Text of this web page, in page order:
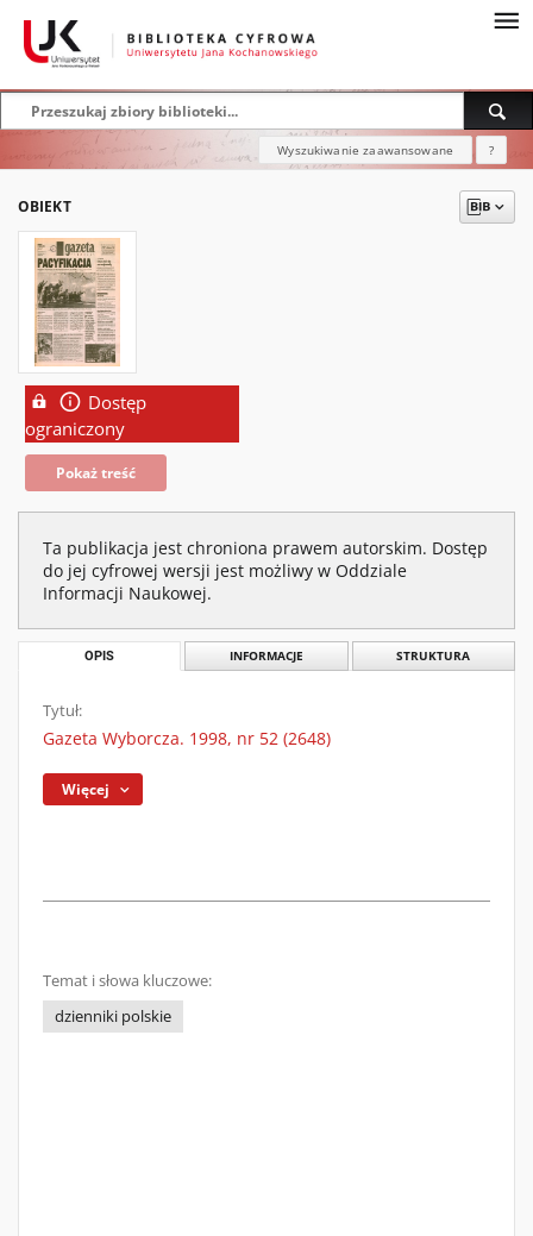
Wyszukiwanie zaawansowane ?
OBIEKT
Dostęp
ograniczony
Pokaż treść
Ta publikacja jest chroniona prawem autorskim. Dostęp
do jej cyfrowej wersji jest możliwy w Oddziale
Informacji Naukowej.
OPIS INFORMACJE STRUKTURA
Tytuł:
Gazeta Wyborcza. 1998, nr 52 (2648)
Więcej
Temat i słowa kluczowe:
dzienniki polskie